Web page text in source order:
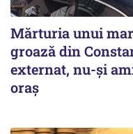
Mărturia unui
groază din
externat, nu-și
oraș